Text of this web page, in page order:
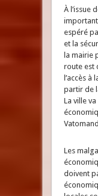
À l’issue
espéré
et la
la mairie
route est
l’accès
partir de
La ville
Les
doivent